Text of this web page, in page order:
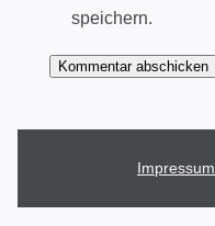
speichern.
Impressum